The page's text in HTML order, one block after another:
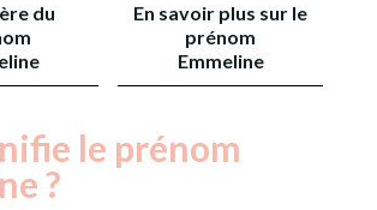
du
En savoir plus sur le
prénom
Emmeline
le prénom
?